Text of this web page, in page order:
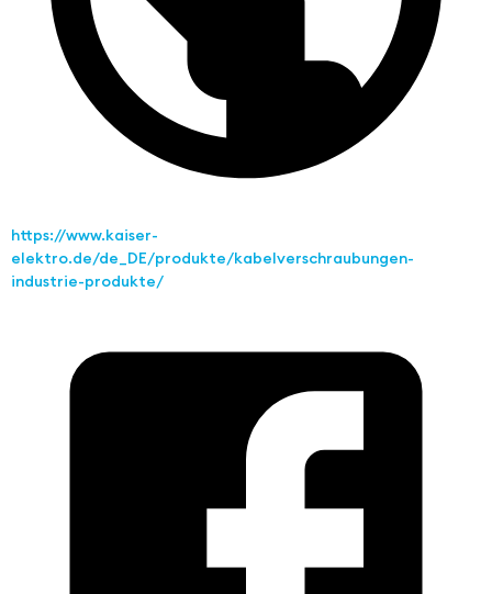
https://www.kaiser-
elektro.de/de_DE/produkte/kabelverschraubungen-
industrie-produkte/